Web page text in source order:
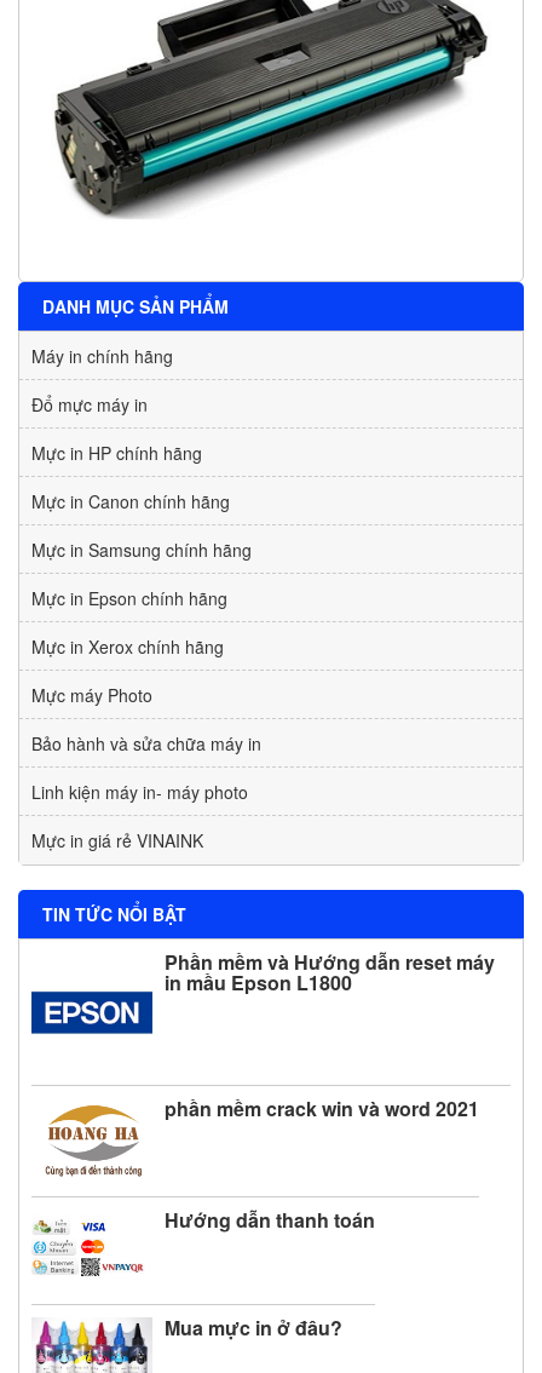
DANH MỤC SẢN PHẨM
Máy in chính hãng
Đổ mực máy in
Mực in HP chính hãng
Mực in Canon chính hãng
Mực in Samsung chính hãng
Mực in Epson chính hãng
Mực in Xerox chính hãng
Mực máy Photo
Bảo hành và sửa chữa máy in
Linh kiện máy in- máy photo
Mực in giá rẻ VINAINK
TIN TỨC NỔI BẬT
Phần mềm và Hướng dẫn reset máy
in mầu Epson L1800
phần mềm crack win và word 2021
Hướng dẫn thanh toán
Mua mực in ở đâu?